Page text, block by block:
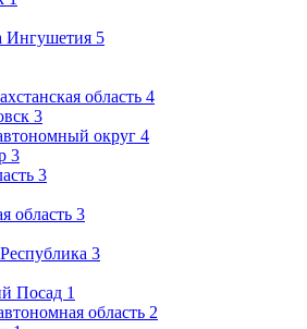
Ингушетия 5
область 4
3
округ 4
3
3
область 3
3
Посад 1
область 2